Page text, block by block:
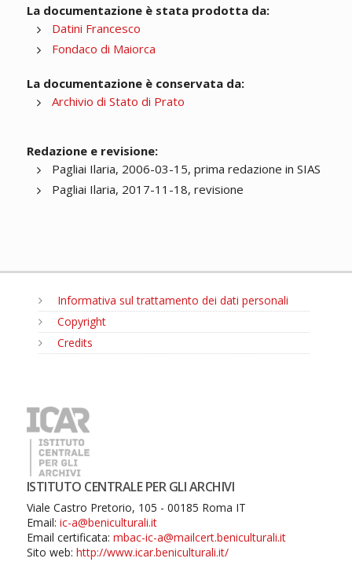
La documentazione è stata prodotta da:
Datini Francesco
Fondaco di Maiorca
La documentazione è conservata da:
Archivio di Stato di Prato
Redazione e revisione:
Pagliai Ilaria, 2006-03-15, prima redazione in SIAS
Pagliai Ilaria, 2017-11-18, revisione
Informativa sul trattamento dei dati personali
Copyright
Credits
ISTITUTO CENTRALE PER GLI ARCHIVI
Viale Castro Pretorio, 105 - 00185 Roma IT
Email: ic-a@beniculturali.it
Email certificata: mbac-ic-a@mailcert.beniculturali.it
Sito web: http://www.icar.beniculturali.it/